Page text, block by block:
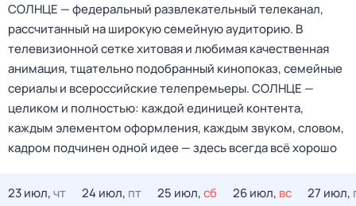
СОЛНЦЕ — федеральный развлекательный телеканал,
рассчитанный на широкую семейную аудиторию. В
телевизионной сетке хитовая и любимая качественная
анимация, тщательно подобранный кинопоказ, семейные
сериалы и всероссийские телепремьеры. СОЛНЦЕ —
целиком и полностью: каждой единицей контента,
каждым элементом оформления, каждым звуком, словом,
кадром подчинен одной идее — здесь всегда всё хорошо
23 июл,чт 24 июл, пт 25 июл,сб 26 июл, вс 27 июл,